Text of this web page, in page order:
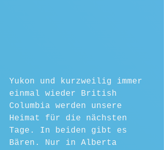
Yukon und kurzweilig immer
einmal wieder British
Columbia werden unsere
Heimat für die nächsten
Tage. In beiden gibt es
Bären. Nur in Alberta